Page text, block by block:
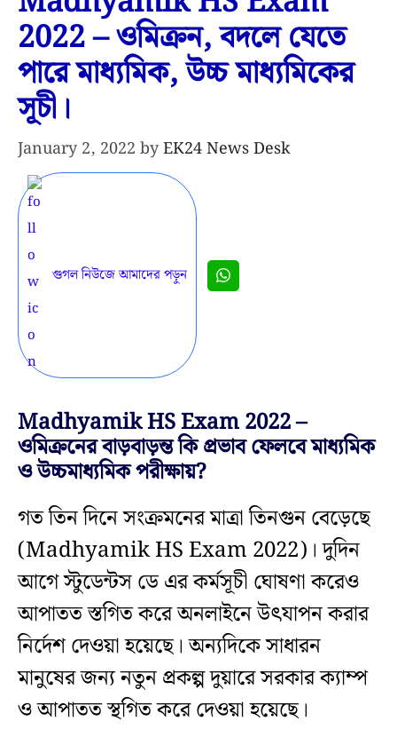
2022 – ওমিক্রন, বদলে যেতে
পারে মাধ্যমিক, উচ্চ মাধ্যমিকের
সূচী।
January 2, 2022 byEK24 News Desk
গুগল নিউজে আমাদের পড়ুন
Madhyamik HS Exam 2022 –
ওমিক্রনের বাড়বাড়ন্ত কি প্রভাব ফেলবে মাধ্যমিক
ও উচ্চমাধ্যমিক পরীক্ষায়?
গত তিন দিনে সংক্রমনের মাত্রা তিনগুন বেড়েছে
(Madhyamik HS Exam 2022)। দুদিন
আগে স্টুডেন্টস ডে এর কর্মসূচী ঘোষণা করেও
আপাতত স্তগিত করে অনলাইনে উৎযাপন করার
নির্দেশ দেওয়া হয়েছে। অন্যদিকে সাধারন
মানুষের জন্য নতুন প্রকল্প দুয়ারে সরকার ক্যাম্প
ও আপাতত স্থগিত করে দেওয়া হয়েছে।